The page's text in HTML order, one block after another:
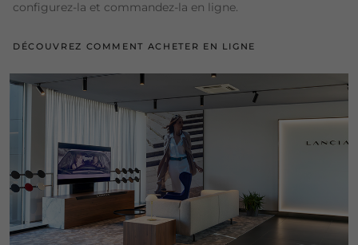
configurez-la et commandez-la en ligne.
DÉCOUVREZ COMMENT ACHETER EN LIGNE